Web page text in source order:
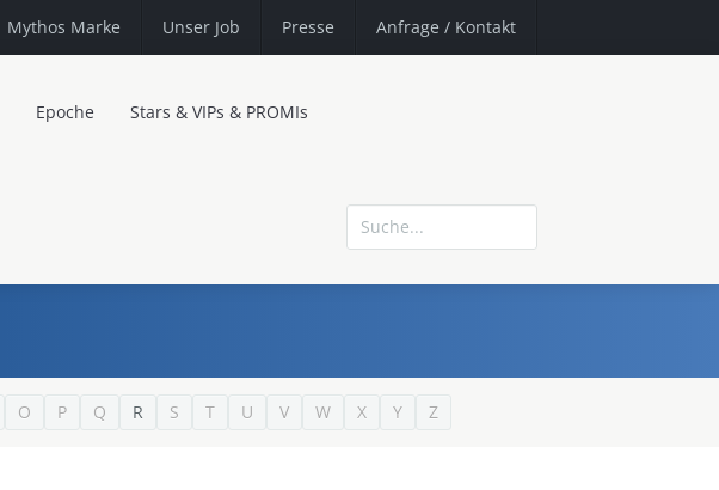
Mythos Marke Unser Job Presse Anfrage / Kontakt
Epoche Stars & VIPs & PROMIs
O P Q R S T U V W X Y Z